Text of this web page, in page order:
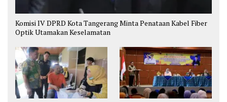
Komisi IV DPRD Kota Tangerang Minta Penataan Kabel Fiber
Optik Utamakan Keselamatan